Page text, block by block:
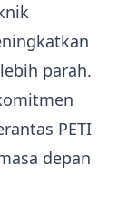
parah.
PETI
depan